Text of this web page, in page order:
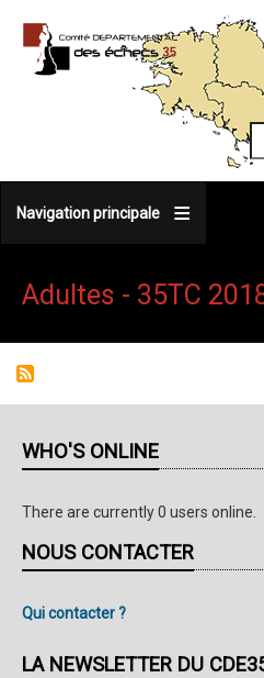
main
Navigation principale
Adultes - 35TC
WHO'S ONLINE
There are currently 0 users online.
NOUS CONTACTER
Qui contacter ?
LA NEWSLETTER DU